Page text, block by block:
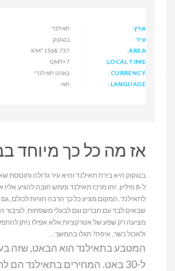
ארץ:
תאילנד
עיר:
בנגקוק
AREA:
1568.737 KM²
LOCAL TIME:
GMT+7
CURRENCY:
באהט תאילנדי
LANGUAGE:
תאי
אז מה כל כך מיוחד
בנגקוק היא בירת תאילנד והיא עיר גדולה ותוססת
ל-8 מיליון. זהו מרכז תאילנד וממש חובה להגיע
לתאילנד. המקום מציע כל כך הרבה חוויות לכולם,
שבאים לבד עם חברים וגם לבעלי משפחות. לציבור
מציעה רק שפע של אטרקציות אלא אפילו ניתן
ולאכול כשר, איפה? תגלו בהמשך...
המטבע בתאילנד הוא הבאט, שזה
ל-30 באט. המחירים בתאילנד הם